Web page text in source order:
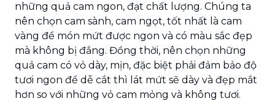
những quả cam ngon, đạt chất lượng. Chúng ta
nên chọn cam sành, cam ngọt, tốt nhất là cam
vàng để món mứt được ngon và có màu sắc đẹp
mà không bị đắng. Đồng thời, nên chọn những
quả cam có vỏ dày, mịn, đặc biệt phải đảm bảo độ
tươi ngon để dễ cắt thì lát mứt sẽ dày và đẹp mắt
hơn so với những vỏ cam mỏng và không tươi.